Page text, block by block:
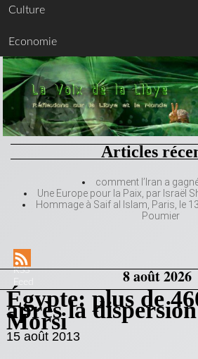
Culture
Economie
Articles
comment l’Iran a
Une Europe pour la Paix, par Israël
Hommage à Saif al Islam, Paris, le
Poumier
RSS
8 août 2026
Égypte: plus de
après la
Morsi
15 août 2013